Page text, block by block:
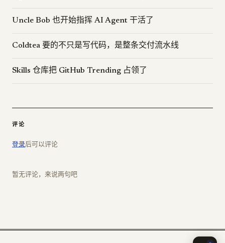
Uncle Bob 也开始指挥 AI Agent 干活了
Coldtea 要的不只是写代码，是整条交付流水线
Skills 仓库把 GitHub Trending 占领了
评论
登录后可以评论
暂无评论，来说两句吧